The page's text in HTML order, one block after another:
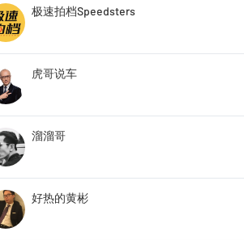
极速拍档Speedsters
虎哥说车
溜溜哥
好热的黄彬